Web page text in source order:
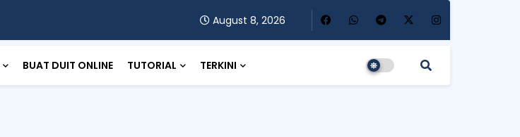
August 8, 2026
BUAT DUIT ONLINE TUTORIAL TERKINI